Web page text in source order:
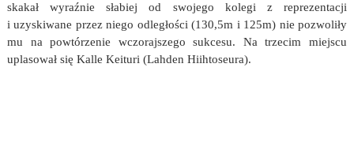
skakał wyraźnie słabiej od swojego kolegi z reprezentacji
i uzyskiwane przez niego odległości (130,5m i 125m) nie pozwoliły
mu na powtórzenie wczorajszego sukcesu. Na trzecim miejscu
uplasował się Kalle Keituri (Lahden Hiihtoseura).